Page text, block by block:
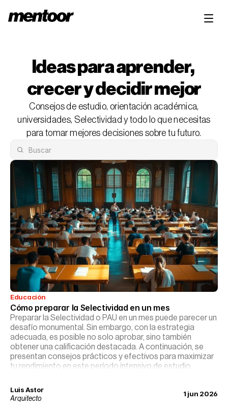
Ideas para aprender,
crecer y decidir mejor
Consejos de estudio, orientación académica,
universidades, Selectividad y todo lo que necesitas
para tomar mejores decisiones sobre tu futuro.
Educación
Cómo preparar la Selectividad en un mes
Preparar la Selectividad o PAU en un mes puede parecer un
desafío monumental. Sin embargo, con la estrategia
adecuada, es posible no solo aprobar, sino también
obtener una calificación destacada. A continuación, se
presentan consejos prácticos y efectivos para maximizar
tu rendimiento en este período intensivo de estudio.
Luis Astor
Arquitecto
1 jun 2026